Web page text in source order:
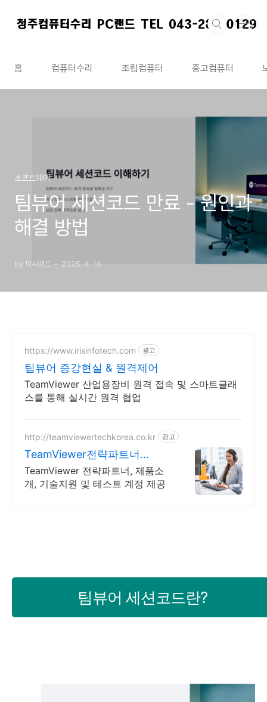
홈 컴퓨터수리 조립컴퓨터 중고컴퓨터
소프트웨어
팀뷰어 세션코드 만료 - 원인과
해결 방법
by 피씨랜드 2025. 4. 16.
https://www.irisinfotech.com 광고
팁뷰어 증강현실 & 원격제어
TeamViewer 산업용장비 원격 접속 및 스마트글래
스를 통해 실시간 원격 협업
http://teamviewertechkorea.co.kr 광고
TeamViewer전략파트너
TeamViewer테크코리아
TeamViewer 전략파트너, 제품소
개, 기술지원 및 테스트 계정 제공
팀뷰어 세션코드란?